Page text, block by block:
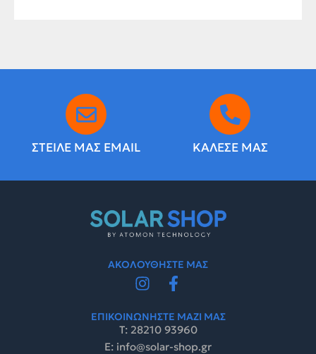
ΣΤΕΙΛΕ ΜΑΣ EMAIL ΚΑΛΕΣΕ ΜΑΣ
ΑΚΟΛΟΥΘΗΣΤΕ ΜΑΣ
ΕΠΙΚΟΙΝΩΝΗΣΤΕ ΜΑΖΙ ΜΑΣ
Τ: 28210 93960
E: info@solar-shop.gr